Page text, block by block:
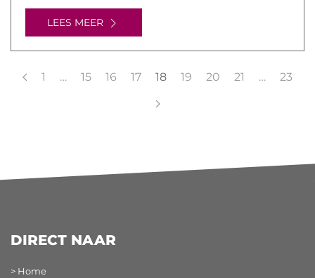
LEES MEER
1 … 15 16 17 18 19 20 21 … 23
DIRECT NAAR
> Home